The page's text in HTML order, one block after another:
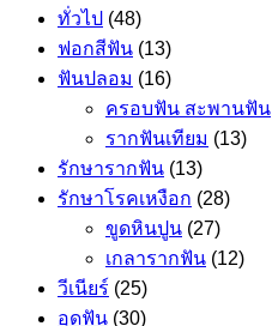
ทั่วไป (48)
ฟอกสีฟัน (13)
ฟันปลอม (16)
ครอบฟัน สะพานฟัน
รากฟันเทียม (13)
รักษารากฟัน (13)
รักษาโรคเหงือก (28)
ขูดหินปูน (27)
เกลารากฟัน (12)
วีเนียร์ (25)
อุดฟัน (30)